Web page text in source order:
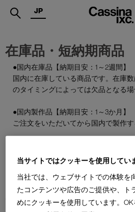
.
SERVICES
MAGAZINE
SHOPS
CATALOGUES
PROFESSIONAL
JP
在庫品・短納期商品
●国内在庫品【納期目安：1～2週間】
国内に在庫している商品です。在庫
のタイミングによっては欠品となる場
●国内製作品【納期目安：1～3か月】
ご注文をいただいてから国内で製作す
通常はお届けまで約6か月を要する輸
定で国内在庫としてご用意しており
くなり次第終了となります。
当サイトではクッキーを使用してい
当社では、ウェブサイトでの体験を
たコンテンツや広告のご提供や、ト
めにクッキーを使用しています。